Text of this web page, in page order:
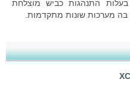
בעלות התנהגות כביש מוצלחת
בה מערכות שונות מתקדמות.